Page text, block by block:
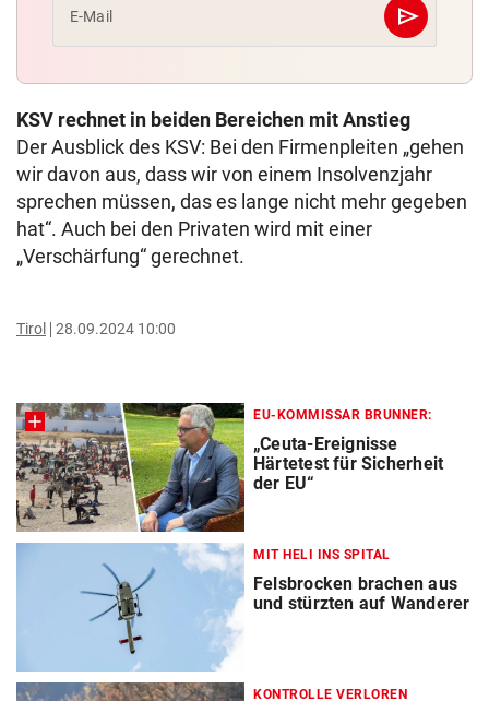
E-Mail send
Abschicken
KSV rechnet in beiden Bereichen mit Anstieg
Der Ausblick des KSV: Bei den Firmenpleiten „gehen
wir davon aus, dass wir von einem Insolvenzjahr
sprechen müssen, das es lange nicht mehr gegeben
hat“. Auch bei den Privaten wird mit einer
„Verschärfung“ gerechnet.
Tirol 28.09.2024 10:00
EU-KOMMISSAR BRUNNER:
„Ceuta-Ereignisse
Härtetest für Sicherheit
der EU“
MIT HELI INS SPITAL
Felsbrocken brachen aus
und stürzten auf Wanderer
KONTROLLE VERLOREN